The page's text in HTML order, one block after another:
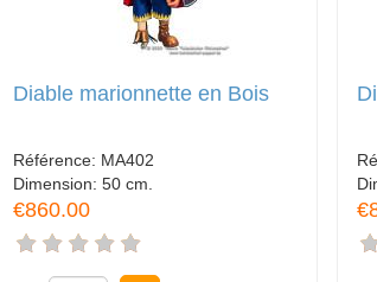
Diable marionnette en Bois
Référence: MA402
Dimension: 50 cm.
€860.00